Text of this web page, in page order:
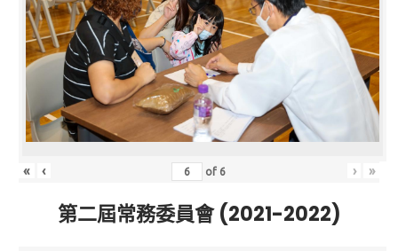
« ‹ of 6 › »
第二屆常務委員會 (2021-2022)